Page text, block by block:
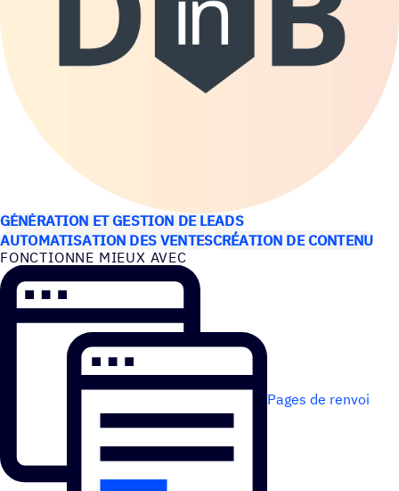
CAS D’UTILISATION
GÉNÉRATION ET GESTION DE LEADS
AUTOMATISATION DES VENTESCRÉATION DE CONTENU
FONC­TIONNE MIEUX AVEC
Pages de renvoi